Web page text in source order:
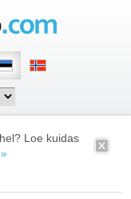
Loe kuidas